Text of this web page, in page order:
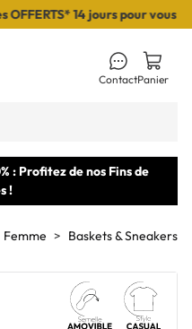
14 jours pour vous
ContactPanier
: Profitez de nos Fins de
!
Femme
Baskets & Sneakers